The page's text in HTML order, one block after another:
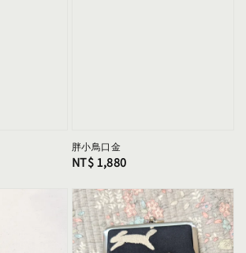
胖小鳥口金
Regular
NT$ 1,880